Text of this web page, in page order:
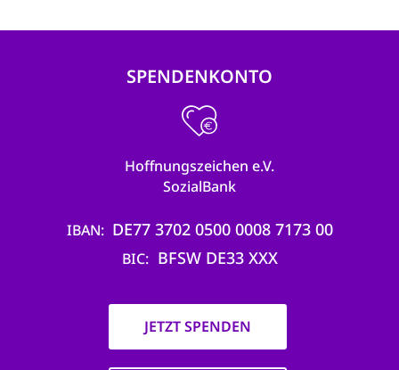
SPENDENKONTO
Hoffnungszeichen e.V.
SozialBank
IBAN DE77 3702 0500 0008 7173 00
BIC BFSW DE33 XXX
JETZT SPENDEN